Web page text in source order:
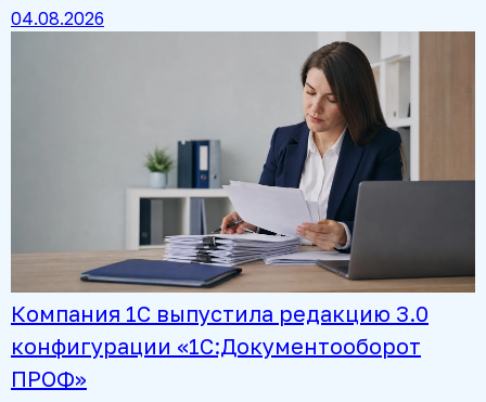
04.08.2026
Компания 1С выпустила редакцию 3.0
конфигурации «1С:Документооборот
ПРОФ»